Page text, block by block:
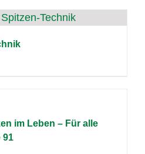
im Leben – Für alle
91